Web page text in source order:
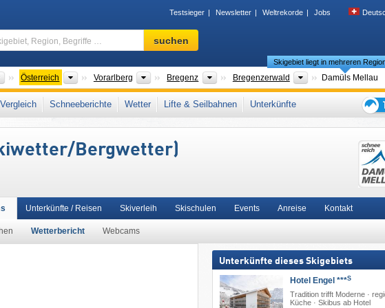
Testsieger Newsletter Weltrekorde Jobs
Skigebiet,
Region,
…
suchen
Kontinente
Österreich LänderVorarlberg Bundesländer
Bregenz BezirkeBregenzerwald Tourismusregionen
Skigebiet liegt in mehreren
Damüls Mellau
in: Bregenzerwaldgebirge 3TälerPass Meilenweiss Nördliche Ostalpen,
Alpen Mitteleuropa
Vergleich Schneeberichte Wetter Lifte & Seilbahnen
Unterkünfte
den
Bergwetter)
Wetterbericht Webcams
Unterkünfte / Reisen Skiverleih Skischulen Events Anreise Kontakt
Unterkünfte dieses Skigebiets
Hotel Engel ***S
Tradition trifft Moderne ·
Küche · Skibus ab Hotel